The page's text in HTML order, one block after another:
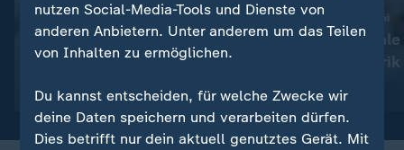
Nachfahre von Escobars Nilpferden:
Kolumbien: Mutterloses
Hippo-Baby gerettet
Video
Zoll-Fund in Charleroi
Belgien: Illegale
Video 1:15
nutzen Social-Media-Tools und Dienste von
anderen Anbietern. Unter anderem um das Teilen
von Inhalten zu ermöglichen.
Du kannst entscheiden, für welche Zwecke wir
deine Daten speichern und verarbeiten dürfen.
Dies betrifft nur dein aktuell genutztes Gerät. Mit